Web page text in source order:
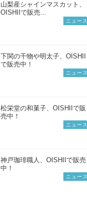
山梨産シャインマスカット、
OISHIIで販売...
ニュース
下関の干物や明太子、OISHII
で販売中！
ニュース
松栄堂の和菓子、OISHIIで販
売中！
ニュース
神戸珈琲職人、OISHIIで販売
中！
ニュース